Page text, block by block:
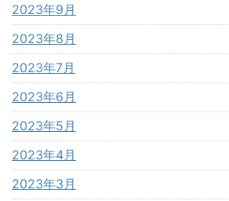
2023年9月
2023年8月
2023年7月
2023年6月
2023年5月
2023年4月
2023年3月